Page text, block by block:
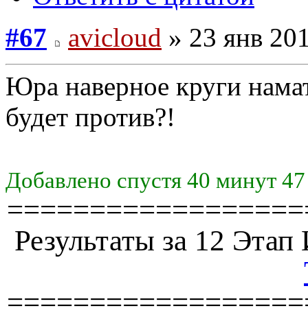
#67
avicloud » 23 янв
Юра наверное круги
будет против?!
Добавлено спустя 40 минут
Результаты за 12